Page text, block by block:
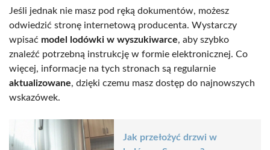
Jeśli jednak nie masz pod ręką dokumentów, możesz
odwiedzić stronę internetową producenta. Wystarczy
wpisać model lodówki w wyszukiwarce, aby szybko
znaleźć potrzebną instrukcję w formie elektronicznej. Co
więcej, informacje na tych stronach są regularnie
aktualizowane, dzięki czemu masz dostęp do najnowszych
wskazówek.
Jak przełożyć drzwi w